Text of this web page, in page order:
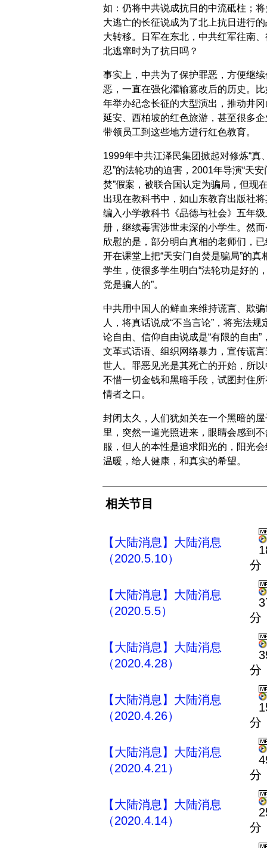
如：仍将中共说成抗日的中流砥柱；将
大逃亡的长征说成为了北上抗日进行的
大转移。日军在东北，中共红军往南、
北逃窜时为了抗日吗？
事实上，中共为了保护罪恶，方便继续
恶，一直在强化灌输篡改后的历史。比
年举办纪念长征的大型演出，推动井冈
延安、西柏坡的红色旅游，甚至很多企
带领员工到这些地方进行红色教育。
1999年中共江泽民集团掀起对修炼“真
忍”的法轮功的迫害，2001年导演“天安
焚”假案，被联合国认定为骗局，但现
出现在教科书中，如山东教育出版社将
编入小学教科书《品德与社会》五年级
册，继续毒害涉世未深的小学生。然而
欣慰的是，部分明白真相的老师们，已
开在课堂上把“天安门自焚是骗局”的真
学生，使很多学生明白“法轮功是好的
党是骗人的”。
中共用中国人的鲜血来维持谎言、欺骗
人，将真话说成“不当言论”，将宪法规
论自由、信仰自由说成是“有限的自由”
文革式话语、组织网络暴力，宣传谎言
世人。罪恶见光是其死亡的开始，所以
不惜一切金钱和黑暗手段，试图封住所
情者之口。
封闭太久，人们犹如关在一个黑暗的屋
里，突然一道光照进来，眼睛会感到不
服，但人的本性是追求阳光的，阳光
温暖，给人健康，和真实的希望。
相关节目
【大陆消息】大陆消息
（2020.5.10）
分
【大陆消息】大陆消息
（2020.5.5）
分
【大陆消息】大陆消息
（2020.4.28）
分
【大陆消息】大陆消息
（2020.4.26）
分
【大陆消息】大陆消息
（2020.4.21）
分
【大陆消息】大陆消息
（2020.4.14）
分